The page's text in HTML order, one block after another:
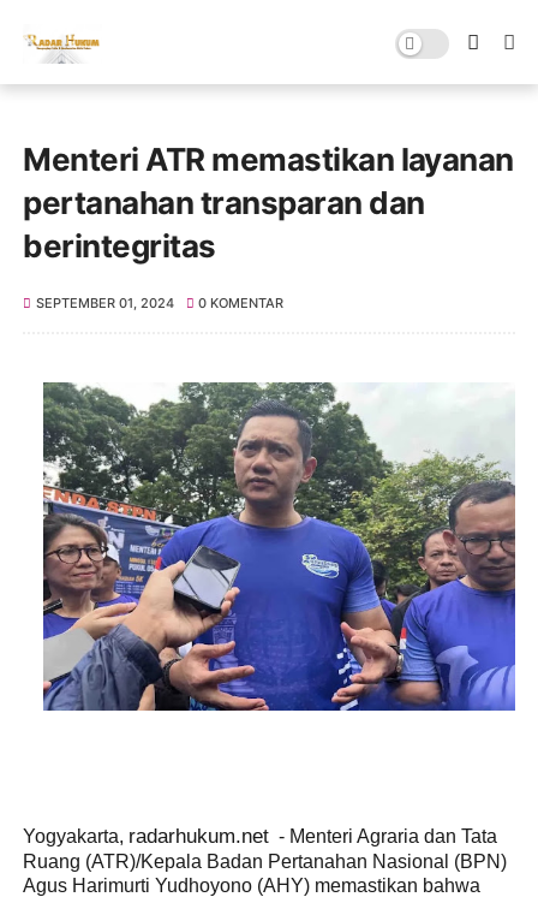
Menteri ATR memastikan layanan
pertanahan transparan dan
berintegritas
SEPTEMBER 01, 2024 0 KOMENTAR
Yogyakarta, radarhukum.net - Menteri Agraria dan Tata
Ruang (ATR)/Kepala Badan Pertanahan Nasional (BPN)
Agus Harimurti Yudhoyono (AHY) memastikan bahwa